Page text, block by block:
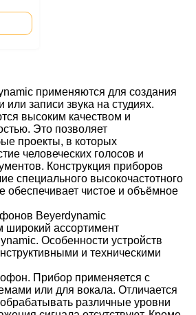
применяются для создания
или записи звука на студиях.
высоким качеством и
Это позволяет
проекты, в которых
человеческих голосов и
Конструкция приборов
специального высокочастотного
обеспечивает чистое и объёмное
Beyerdynamic
ассортимент
Особенности устройств
и техническими
Прибор применяется с
или для вокала. Отличается
различные уровни